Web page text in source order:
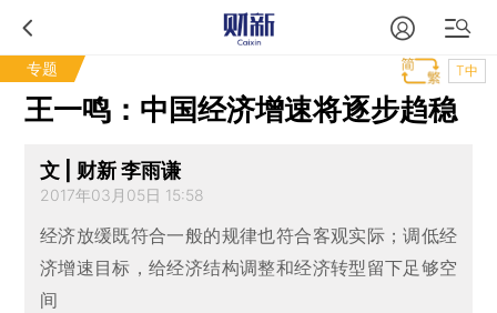
专题 T中
王一鸣：中国经济增速将逐步趋稳
文 | 财新 李雨谦
2017年03月05日 15:58
经济放缓既符合一般的规律也符合客观实际；调低经
济增速目标，给经济结构调整和经济转型留下足够空
间